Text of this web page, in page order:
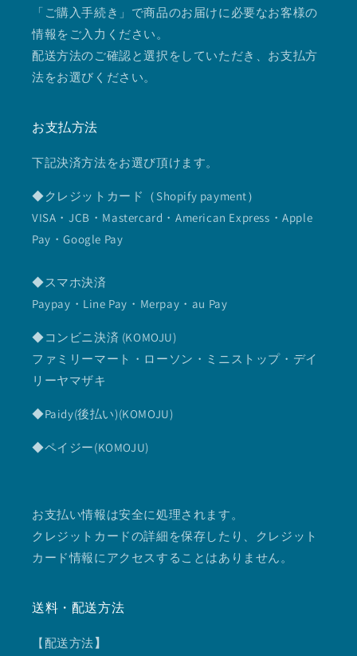
「ご購入手続き」で商品のお届けに必要なお客様の
情報をご入力ください。
配送方法のご確認と選択をしていただき、お支払方
法をお選びください。
お支払方法
下記決済方法をお選び頂けます。
◆クレジットカード（Shopify payment）
VISA・JCB・Mastercard・American Express・Apple
Pay・Google Pay
◆スマホ決済
Paypay・Line Pay・Merpay・au Pay
◆コンビニ決済 (KOMOJU)
ファミリーマート・ローソン・ミニストップ・デイ
リーヤマザキ
◆Paidy(後払い)(KOMOJU)
◆ペイジー(KOMOJU)
お支払い情報は安全に処理されます。
クレジットカードの詳細を保存したり、クレジット
カード情報にアクセスすることはありません。
送料・配送方法
【配送方法】